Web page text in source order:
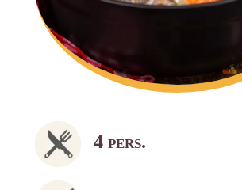
4 pers.